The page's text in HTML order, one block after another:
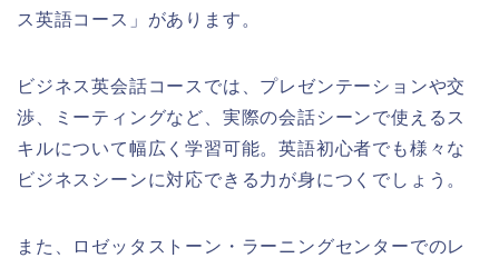
ス英語コース」があります。
ビジネス英会話コースでは、プレゼンテーションや交
渉、ミーティングなど、実際の会話シーンで使えるス
キルについて幅広く学習可能。英語初心者でも様々な
ビジネスシーンに対応できる力が身につくでしょう。
また、ロゼッタストーン・ラーニングセンターでのレ